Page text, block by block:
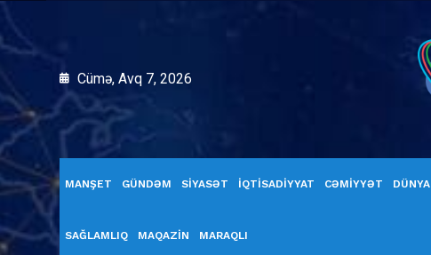
Cümə, Avq 7, 2026
MANŞET GÜNDƏM SİYASƏT İQTİSADİYYAT CƏMİYYƏT DÜNYA
SAĞLAMLIQ MAQAZİN MARAQLI